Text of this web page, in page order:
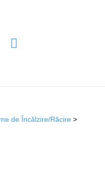
de Încălzire/Răcire >